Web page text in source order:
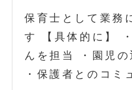
保育士として業務
す 【具体的に】
んを担当 ・園児
・保護者とのコミ